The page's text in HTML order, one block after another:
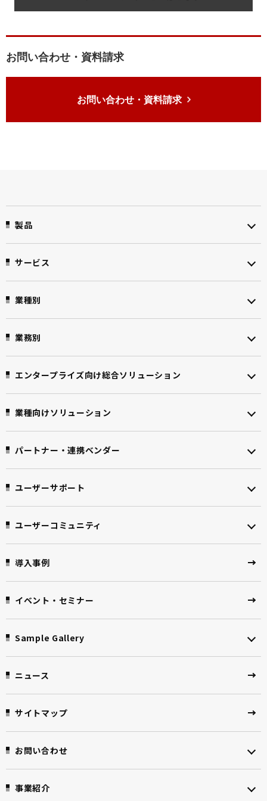
お問い合わせ・資料請求
お問い合わせ・資料請求
製品
サービス
業種別
業務別
エンタープライズ向け総合ソリューション
業種向けソリューション
パートナー・連携ベンダー
ユーザーサポート
ユーザーコミュニティ
導入事例
イベント・セミナー
Sample Gallery
ニュース
サイトマップ
お問い合わせ
事業紹介